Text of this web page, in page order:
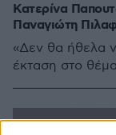
Κατερίνα
Παναγιώτη
«Δεν θα ήθελα
έκταση στο